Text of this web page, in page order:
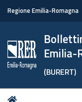
Regione Emilia-Romagna
Emilia-
(BURERT)
Tu